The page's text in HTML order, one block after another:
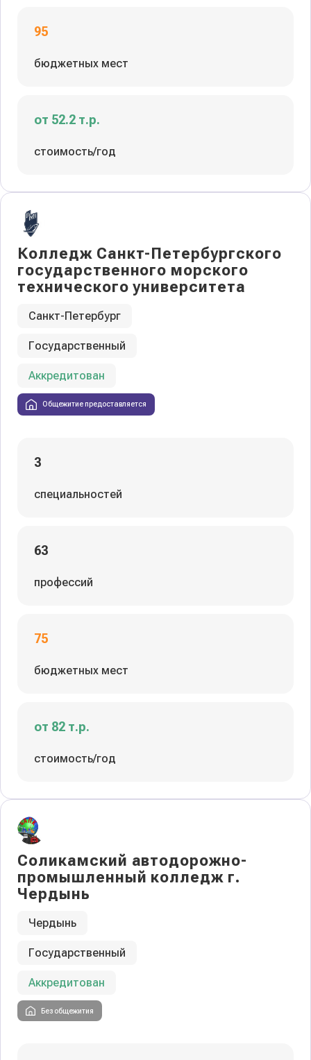
95
бюджетных мест
от 52.2 т.р.
стоимость/год
Колледж Санкт-Петербургского
государственного морского
технического университета
Санкт-Петербург
Государственный
Аккредитован
Общежитие предоставляется
3
специальностей
63
профессий
75
бюджетных мест
от 82 т.р.
стоимость/год
Соликамский автодорожно-
промышленный колледж г.
Чердынь
Чердынь
Государственный
Аккредитован
Без общежития